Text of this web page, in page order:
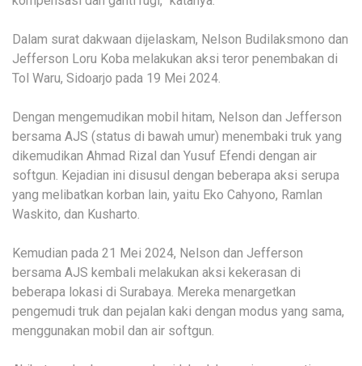
Dalam surat dakwaan dijelaskam, Nelson Budilaksmono dan
Jefferson Loru Koba melakukan aksi teror penembakan di
Tol Waru, Sidoarjo pada 19 Mei 2024.
Dengan mengemudikan mobil hitam, Nelson dan Jefferson
bersama AJS (status di bawah umur) menembaki truk yang
dikemudikan Ahmad Rizal dan Yusuf Efendi dengan air
softgun. Kejadian ini disusul dengan beberapa aksi serupa
yang melibatkan korban lain, yaitu Eko Cahyono, Ramlan
Waskito, dan Kusharto.
Kemudian pada 21 Mei 2024, Nelson dan Jefferson
bersama AJS kembali melakukan aksi kekerasan di
beberapa lokasi di Surabaya. Mereka menargetkan
pengemudi truk dan pejalan kaki dengan modus yang sama,
menggunakan mobil dan air softgun.